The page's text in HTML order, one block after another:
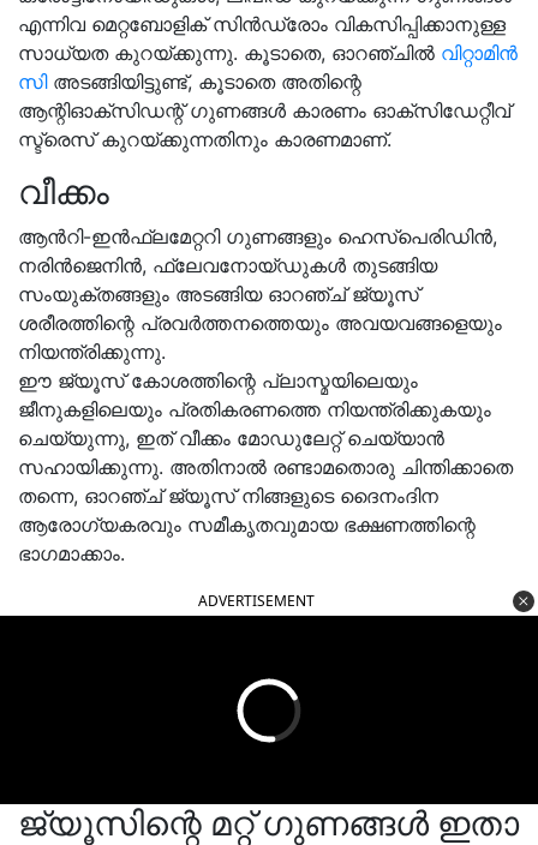
എന്നിവ മെറ്റബോളിക് സിൻഡ്രോം വികസിപ്പിക്കാനുള്ള
സാധ്യത കുറയ്ക്കുന്നു. കൂടാതെ, ഓറഞ്ചിൽ വിറ്റാമിൻ
സിഅടങ്ങിയിട്ടുണ്ട്, കൂടാതെ അതിന്റെ
ആന്റിഓക്‌സിഡന്റ് ഗുണങ്ങൾ കാരണം ഓക്സിഡേറ്റീവ്
സ്ട്രെസ് കുറയ്ക്കുന്നതിനും കാരണമാണ്.
വീക്കം
ആൻറി-ഇൻഫ്ലമേറ്ററി ഗുണങ്ങളും ഹെസ്പെരിഡിൻ,
നരിൻജെനിൻ, ഫ്ലേവനോയ്ഡുകൾ തുടങ്ങിയ
സംയുക്തങ്ങളും അടങ്ങിയ ഓറഞ്ച് ജ്യൂസ്
ശരീരത്തിന്റെ പ്രവർത്തനത്തെയും അവയവങ്ങളെയും
നിയന്ത്രിക്കുന്നു.
ഈ ജ്യൂസ് കോശത്തിന്റെ പ്ലാസ്മയിലെയും
ജീനുകളിലെയും പ്രതികരണത്തെ നിയന്ത്രിക്കുകയും
ചെയ്യുന്നു, ഇത് വീക്കം മോഡുലേറ്റ് ചെയ്യാൻ
സഹായിക്കുന്നു. അതിനാൽ രണ്ടാമതൊരു ചിന്തിക്കാതെ
തന്നെ, ഓറഞ്ച് ജ്യൂസ് നിങ്ങളുടെ ദൈനംദിന
ആരോഗ്യകരവും സമീകൃതവുമായ ഭക്ഷണത്തിന്റെ
ഭാഗമാക്കാം.
ADVERTISEMENT
ജ്യൂസിന്റെ മറ്റ് ഗുണങ്ങൾ ഇതാ